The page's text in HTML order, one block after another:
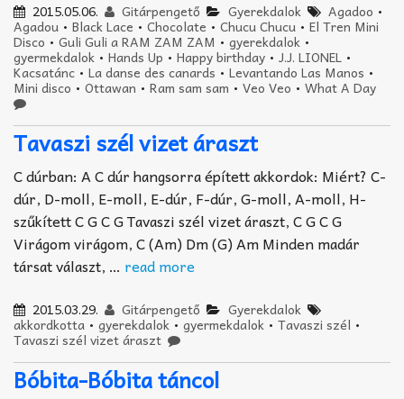
2015.05.06. Gitárpengető Gyerekdalok Agadoo •
Agadou • Black Lace • Chocolate • Chucu Chucu • El Tren Mini
Disco • Guli Guli a RAM ZAM ZAM • gyerekdalok •
gyermekdalok • Hands Up • Happy birthday • J.J. LIONEL •
Kacsatánc • La danse des canards • Levantando Las Manos •
Mini disco • Ottawan • Ram sam sam • Veo Veo • What A Day
Tavaszi szél vizet áraszt
C dúrban: A C dúr hangsorra épített akkordok: Miért? C-
dúr, D-moll, E-moll, E-dúr, F-dúr, G-moll, A-moll, H-
szűkített C G C G Tavaszi szél vizet áraszt, C G C G
Virágom virágom, C (Am) Dm (G) Am Minden madár
társat választ, … read more
2015.03.29. Gitárpengető Gyerekdalok
akkordkotta • gyerekdalok • gyermekdalok • Tavaszi szél •
Tavaszi szél vizet áraszt
Bóbita-Bóbita táncol